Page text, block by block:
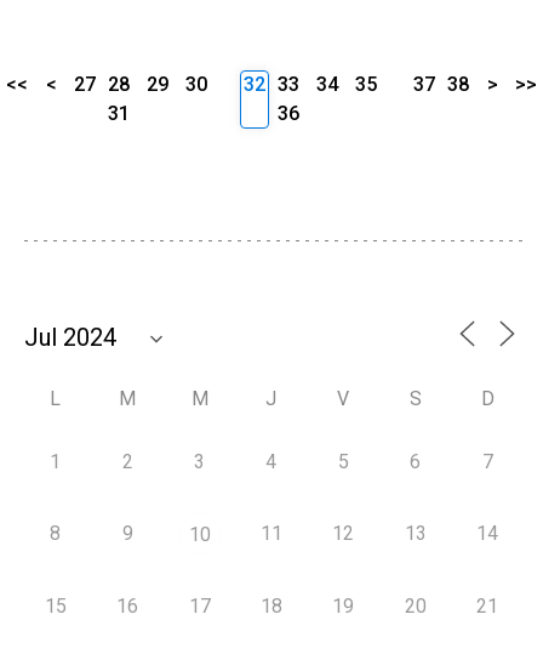
<< < 27 28 29
30
31
32 33 34
35
36
37 38 > >>
L M M J V S D
1 2 3 4 5 6 7
8 9 10 11 12 13 14
15 16 17 18 19 20 21